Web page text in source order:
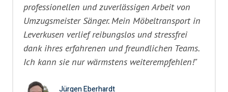
professionellen und zuverlässigen Arbeit von
Umzugsmeister Sänger. Mein Möbeltransport in
Leverkusen verlief reibungslos und stressfrei
dank ihres erfahrenen und freundlichen Teams.
Ich kann sie nur wärmstens weiterempfehlen!"
Jürgen Eberhardt